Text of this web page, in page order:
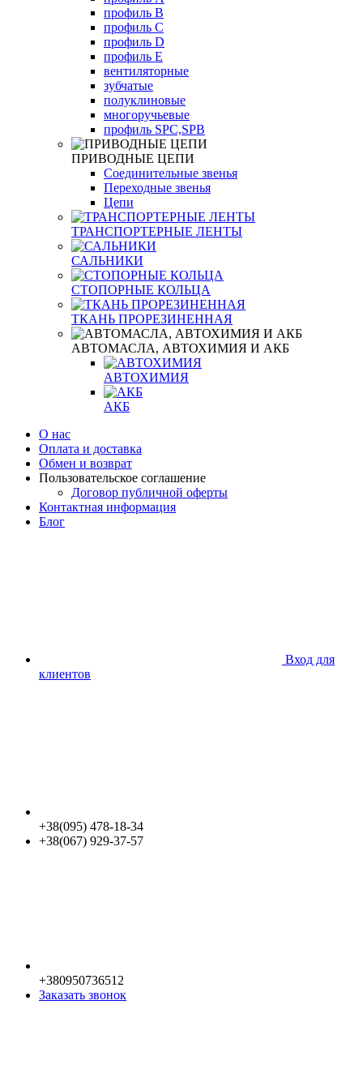
профиль B
профиль С
профиль D
профиль Е
вентиляторные
зубчатые
полуклиновые
многоручьевые
профиль SPC,SPB
ПРИВОДНЫЕ ЦЕПИ
Соединительные звенья
Переходные звенья
Цепи
ТРАНСПОРТЕРНЫЕ ЛЕНТЫ
САЛЬНИКИ
СТОПОРНЫЕ КОЛЬЦА
ТКАНЬ ПРОРЕЗИНЕННАЯ
АВТОМАСЛА, АВТОХИМИЯ И АКБ
АВТОХИМИЯ
АКБ
О нас
Оплата и доставка
Обмен и возврат
Пользовательское соглашение
Договор публичной оферты
Контактная информация
Блог
Вход для
клиентов
+38(095) 478-18-34
+38(067) 929-37-57
+380950736512
Заказать звонок